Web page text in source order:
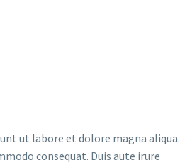
ut labore et dolore magna aliqua.
consequat. Duis aute irure